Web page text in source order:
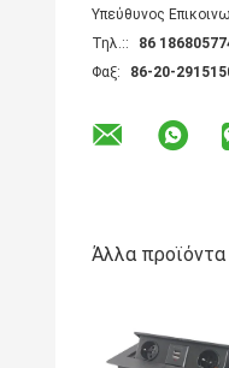
Υπεύθυνος
Τηλ.::
86
Φαξ:
86-20-
Άλλα προϊόντα